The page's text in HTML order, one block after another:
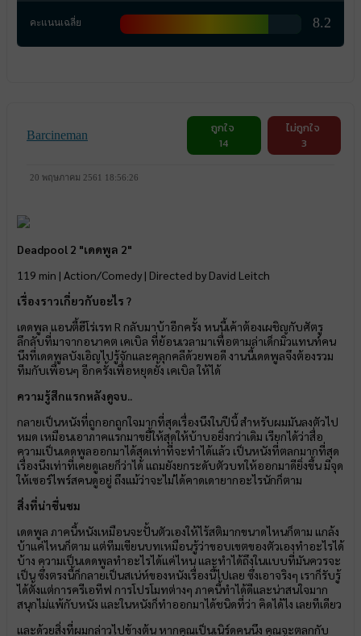
คะแนนเฉลี่ย 8.2
Barcineman
ถูกใจ
14
ไม่ถูกใจ
3
20 พฤษภาคม 2561 18:56:26
Deadpool 2 "เดดพูล 2"
119 min | Action/Comedy | Directed by David Leitch
เรื่องราวเกี่ยวกับอะไร ?
เดดพูล แอนตี้ฮีโร่เรท R กลับมาบ้าอีกครั้ง หนนี้เค้าต้องเผชิญกับศัตรู
ลึกลับที่มาจากอนาคต เคเบิล ที่ย้อนเวลามาเพื่อตามล่าเด็กมิวแทนท์คน
นึงที่เดดพูลบังเอิญไปรู้จักและคลุกคลีด้วยพอดี งานนี้เดดพูลจึงต้องรวม
ทีมกับเพื่อนๆ อีกครั้งเพื่อหยุดยั้ง เคเบิล ให้ได้
ความรู้สึกแรกหลังดูจบ..
กลายเป็นหนังที่ถูกอกถูกใจมากที่สุดเรื่องนึงในปีนี้ สำหรับผมมันลงตัวไป
หมด เหมือนเอาภาคแรกมาขยี้ให้สุดให้บ้าบอยิ่งกว่าเดิม เรียกได้ว่าสื่อ
ความเป็นเดดพูลออกมาได้สุดเท่าที่จะทำได้แล้ว เป็นหนังที่ตลกมากที่สุด
เรื่องนึงเท่าที่เคยดูเลยก็ว่าได้ แถมยังยกระดับตัวบทให้ออกมาดียิ่งขึ้น มีจุด
ให้เซอร์ไพร์สคนดูอยู่ ถึงแม้ว่าจะไม่ได้คาดเดายากอะไรนักก็ตาม
สิ่งที่น่าชื่นชม
เดดพูล ภาคนี้หนังเหมือนจะปั้นตัวเองให้ไร้สติมากขนาดไหนก็ตาม แกล้ง
บ้าแค่ไหนก็ตาม แต่ทีมเขียนบทเหมือนรู้ว่าขอบเขตของตัวเองทำอะไรได้
บ้าง ความเป็นเดดพูลทำอะไรได้แค่ไหน และทำได้ถึงในแบบที่มันควรจะ
เป็น ซึ่งตรงนี้ก็กลายเป็นสเน่ห์ของหนังเรื่องนี้ไปเลย ซึ่งเอาจริงๆ เราก็รับรู้
ได้ตั้งแต่การครีเอทีฟ การโปรโมทต่างๆ ภาคนี้ทำได้ดีและน่าสนใจมาก
สนุกไม่แพ้กับหนัง และในหนังก็ทำออกมาได้ชนิดที่ว่า คิดได้ไง เลยทีเดียว
และด้วยสิ่งที่ผมกล่าวไปข้างต้น หากคุณเป็นเนิร์ดคนนึง คุณจะตลกกับ